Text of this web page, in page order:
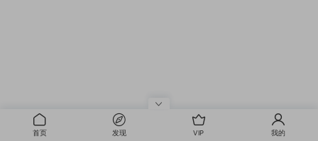
首页 发现 VIP 我的